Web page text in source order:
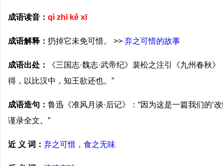
成语读音： qì zhī kě xī
成语解释： 扔掉它未免可惜。 >> 弃之可惜的故事
成语出处：
《三国志·魏志·武帝纪》裴松之注引《九州春秋
得，以比汉中，知王欲还也。”
成语造句： 鲁迅《准风月谈·后记》：“因为这是一篇我们的‘
谨录全文。”
近 义 词： 弃之可惜，食之无味